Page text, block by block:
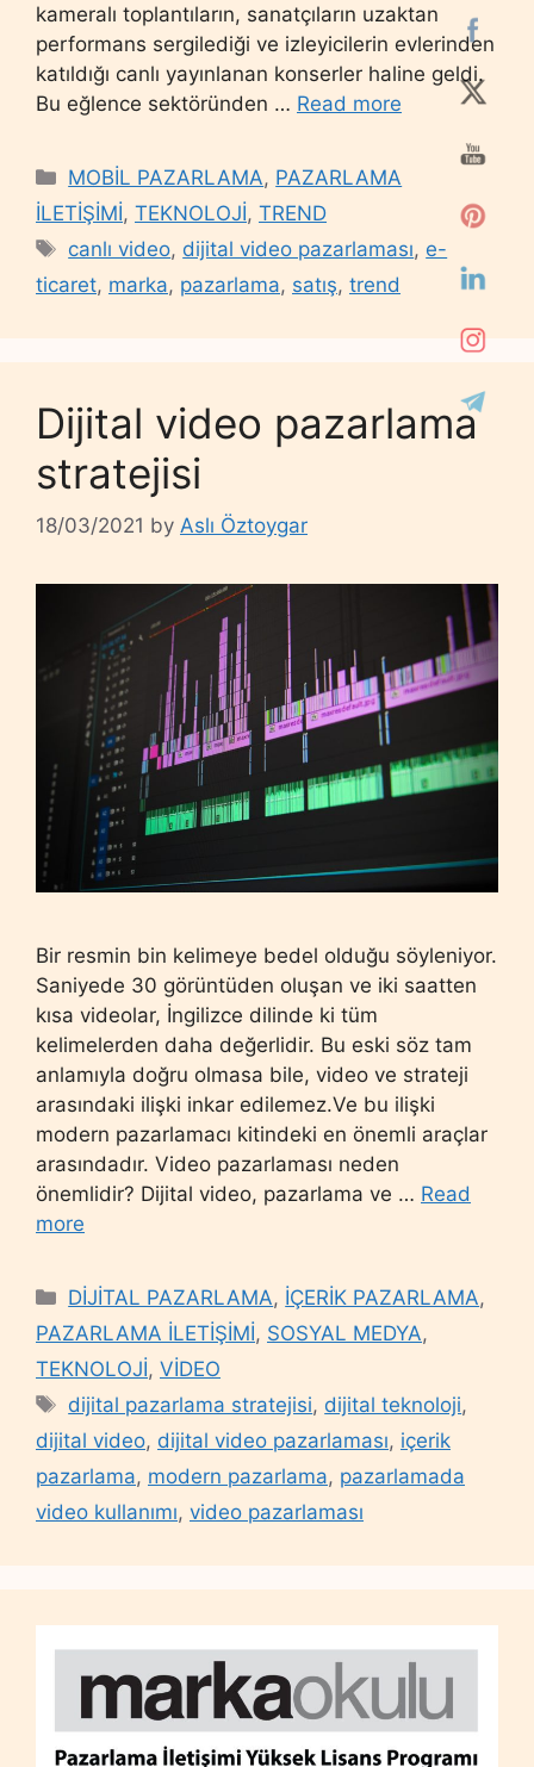
kameralı toplantıların, sanatçıların uzaktan
performans sergilediği ve izleyicilerin evlerinden
katıldığı canlı yayınlanan konserler haline geldi.
Bu eğlence sektöründen … Read more
Categories
MOBİL PAZARLAMA, PAZARLAMA
İLETİŞİMİ, TEKNOLOJİ, TREND
Tags
canlı video, dijital video pazarlaması, e-
ticaret, marka, pazarlama, satış, trend
Dijital video pazarlama
stratejisi
18/03/2021 by Aslı Öztoygar
Bir resmin bin kelimeye bedel olduğu söyleniyor.
Saniyede 30 görüntüden oluşan ve iki saatten
kısa videolar, İngilizce dilinde ki tüm
kelimelerden daha değerlidir. Bu eski söz tam
anlamıyla doğru olmasa bile, video ve strateji
arasındaki ilişki inkar edilemez.Ve bu ilişki
modern pazarlamacı kitindeki en önemli araçlar
arasındadır. Video pazarlaması neden
önemlidir? Dijital video, pazarlama ve … Read
more
Categories
DİJİTAL PAZARLAMA, İÇERİK PAZARLAMA,
PAZARLAMA İLETİŞİMİ, SOSYAL MEDYA,
TEKNOLOJİ, VİDEO
Tags
dijital pazarlama stratejisi, dijital teknoloji,
dijital video, dijital video pazarlaması, içerik
pazarlama, modern pazarlama, pazarlamada
video kullanımı, video pazarlaması